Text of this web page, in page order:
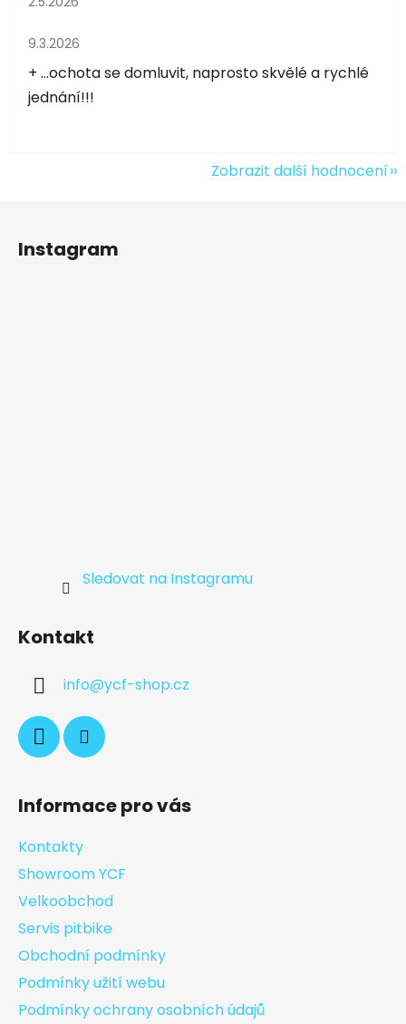
Hodnocení obchodu je 5 z 5 hvězdiček.
9.3.2026
+ ...ochota se domluvit, naprosto skvělé a rychlé
jednání!!!
Zobrazit další hodnocení
Instagram
Sledovat na Instagramu
Kontakt
info@ycf-shop.cz
Informace pro vás
Kontakty
Showroom YCF
Velkoobchod
Servis pitbike
Obchodní podmínky
Podmínky užití webu
Podmínky ochrany osobních údajů